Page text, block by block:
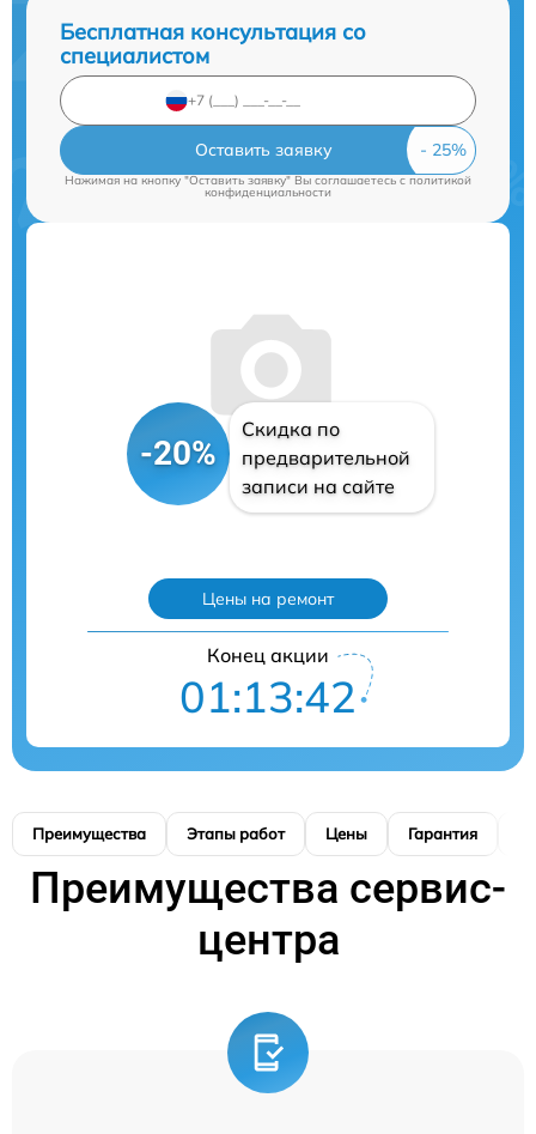
Бесплатная консультация со
специалистом
Оставить заявку
Нажимая на кнопку "Оставить заявку" Вы соглашаетесь cполитикой
конфиденциальности
-20%
Скидка по
предварительной
записи на сайте
Цены на ремонт
Конец акции
01:13:41
Преимущества Этапы работ Цены Гарантия
Преимущества сервис-
центра